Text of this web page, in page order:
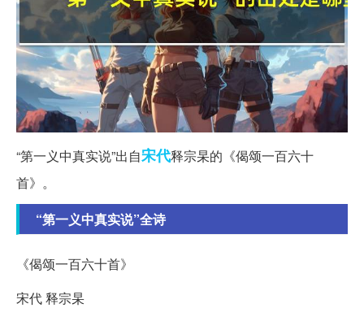
“第一义中真实说”出自宋代释宗杲的《偈颂一百六十
首》。
“第一义中真实说”全诗
《偈颂一百六十首》
宋代 释宗杲